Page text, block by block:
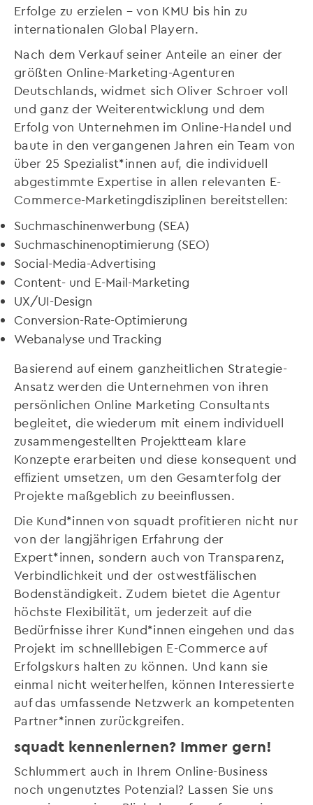
Erfolge zu erzielen – von KMU bis hin zu
internationalen Global Playern.
Nach dem Verkauf seiner Anteile an einer der
größten Online-Marketing-Agenturen
Deutschlands, widmet sich Oliver Schroer voll
und ganz der Weiterentwicklung und dem
Erfolg von Unternehmen im Online-Handel und
baute in den vergangenen Jahren ein Team von
über 25 Spezialist*innen auf, die individuell
abgestimmte Expertise in allen relevanten E-
Commerce-Marketingdisziplinen bereitstellen:
Suchmaschinenwerbung (SEA)
Suchmaschinenoptimierung (SEO)
Social-Media-Advertising
Content- und E-Mail-Marketing
UX/UI-Design
Conversion-Rate-Optimierung
Webanalyse und Tracking
Basierend auf einem ganzheitlichen Strategie-
Ansatz werden die Unternehmen von ihren
persönlichen Online Marketing Consultants
begleitet, die wiederum mit einem individuell
zusammengestellten Projektteam klare
Konzepte erarbeiten und diese konsequent und
effizient umsetzen, um den Gesamterfolg der
Projekte maßgeblich zu beeinflussen.
Die Kund*innen von squadt profitieren nicht nur
von der langjährigen Erfahrung der
Expert*innen, sondern auch von Transparenz,
Verbindlichkeit und der ostwestfälischen
Bodenständigkeit. Zudem bietet die Agentur
höchste Flexibilität, um jederzeit auf die
Bedürfnisse ihrer Kund*innen eingehen und das
Projekt im schnelllebigen E-Commerce auf
Erfolgskurs halten zu können. Und kann sie
einmal nicht weiterhelfen, können Interessierte
auf das umfassende Netzwerk an kompetenten
Partner*innen zurückgreifen.
squadt kennenlernen? Immer gern!
Schlummert auch in Ihrem Online-Business
noch ungenutztes Potenzial? Lassen Sie uns